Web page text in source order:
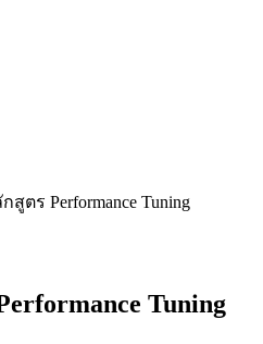
ตร Performance Tuning
Tuning